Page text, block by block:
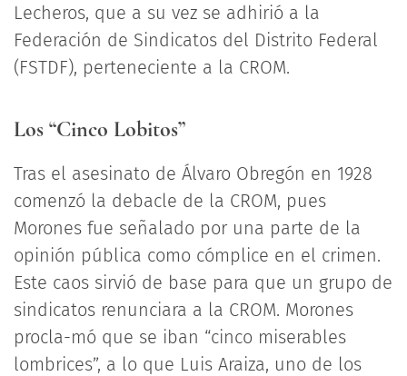
Lecheros, que a su vez se adhirió a la
Federación de Sindicatos del Distrito Federal
(FSTDF), perteneciente a la CROM.
Los “Cinco Lobitos”
Tras el asesinato de Álvaro Obregón en 1928
comenzó la debacle de la CROM, pues
Morones fue señalado por una parte de la
opinión pública como cómplice en el crimen.
Este caos sirvió de base para que un grupo de
sindicatos renunciara a la CROM. Morones
procla-mó que se iban “cinco miserables
lombrices”, a lo que Luis Araiza, uno de los